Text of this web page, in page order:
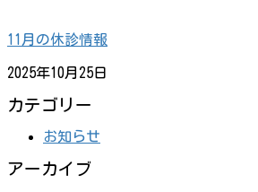
11月の休診情報
2025年10月25日
カテゴリー
お知らせ
アーカイブ